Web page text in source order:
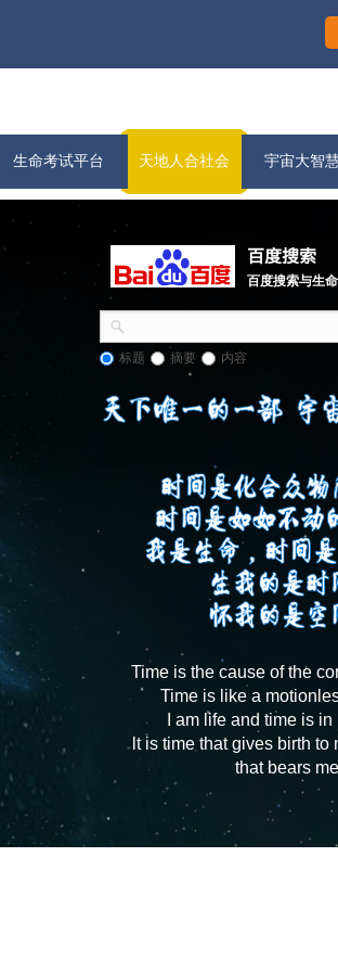
生命考试平台 天地人合社会 宇宙大智
百度搜索
百度搜索与生
标题 摘要 内容
Time is the cause of the
Time is like a
I am life and time is
lt is time that gives birth to
that bears